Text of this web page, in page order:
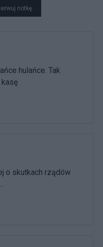
notkę
hulańce. Tak
o skutkach rządów